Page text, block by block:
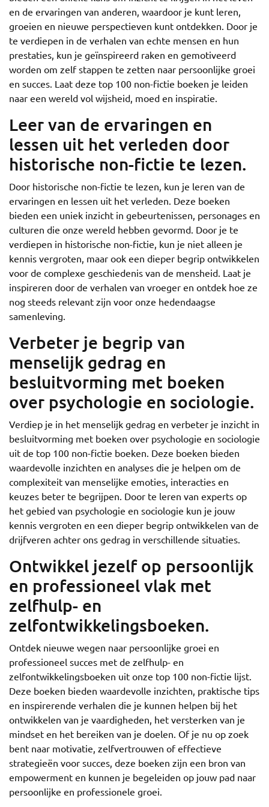
en de ervaringen van anderen, waardoor je kunt leren,
groeien en nieuwe perspectieven kunt ontdekken. Door je
te verdiepen in de verhalen van echte mensen en hun
prestaties, kun je geïnspireerd raken en gemotiveerd
worden om zelf stappen te zetten naar persoonlijke groei
en succes. Laat deze top 100 non-fictie boeken je leiden
naar een wereld vol wijsheid, moed en inspiratie.
Leer van de ervaringen en
lessen uit het verleden door
historische non-fictie te lezen.
Door historische non-fictie te lezen, kun je leren van de
ervaringen en lessen uit het verleden. Deze boeken
bieden een uniek inzicht in gebeurtenissen, personages en
culturen die onze wereld hebben gevormd. Door je te
verdiepen in historische non-fictie, kun je niet alleen je
kennis vergroten, maar ook een dieper begrip ontwikkelen
voor de complexe geschiedenis van de mensheid. Laat je
inspireren door de verhalen van vroeger en ontdek hoe ze
nog steeds relevant zijn voor onze hedendaagse
samenleving.
Verbeter je begrip van
menselijk gedrag en
besluitvorming met boeken
over psychologie en sociologie.
Verdiep je in het menselijk gedrag en verbeter je inzicht in
besluitvorming met boeken over psychologie en sociologie
uit de top 100 non-fictie boeken. Deze boeken bieden
waardevolle inzichten en analyses die je helpen om de
complexiteit van menselijke emoties, interacties en
keuzes beter te begrijpen. Door te leren van experts op
het gebied van psychologie en sociologie kun je jouw
kennis vergroten en een dieper begrip ontwikkelen van de
drijfveren achter ons gedrag in verschillende situaties.
Ontwikkel jezelf op persoonlijk
en professioneel vlak met
zelfhulp- en
zelfontwikkelingsboeken.
Ontdek nieuwe wegen naar persoonlijke groei en
professioneel succes met de zelfhulp- en
zelfontwikkelingsboeken uit onze top 100 non-fictie lijst.
Deze boeken bieden waardevolle inzichten, praktische tips
en inspirerende verhalen die je kunnen helpen bij het
ontwikkelen van je vaardigheden, het versterken van je
mindset en het bereiken van je doelen. Of je nu op zoek
bent naar motivatie, zelfvertrouwen of effectieve
strategieën voor succes, deze boeken zijn een bron van
empowerment en kunnen je begeleiden op jouw pad naar
persoonlijke en professionele groei.